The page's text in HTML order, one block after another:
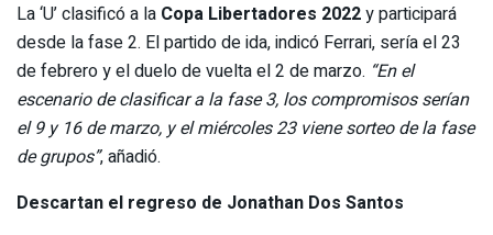
La ‘U’ clasificó a la Copa Libertadores 2022y participará
desde la fase 2. El partido de ida, indicó Ferrari, sería el 23
de febrero y el duelo de vuelta el 2 de marzo. “En el
escenario de clasificar a la fase 3, los compromisos serían
el 9 y 16 de marzo, y el miércoles 23 viene sorteo de la fase
de grupos”, añadió.
Descartan el regreso de Jonathan Dos Santos